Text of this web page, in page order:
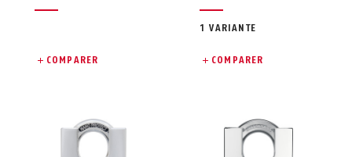
COMPARER
1 VARIANTE
COMPARER